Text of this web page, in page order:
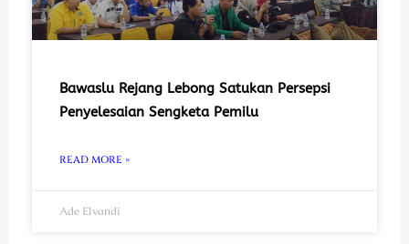
Bawaslu Rejang Lebong Satukan Persepsi
Penyelesaian Sengketa Pemilu
READ MORE »
Ade Elvandi